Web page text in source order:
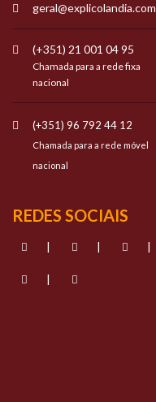
geral@explicolandia.com
(+351) 21 001 04 95
Chamada para a rede fixa
nacional
(+351) 96 792 44 12
Chamada para a rede móvel
nacional
REDES SOCIAIS
| | |
|